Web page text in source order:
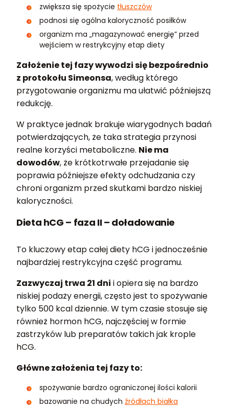
zwiększa się spożycie tłuszczów
podnosi się ogólna kaloryczność posiłków
organizm ma „magazynować energię” przed
wejściem w restrykcyjny etap diety
Założenie tej fazy wywodzi się bezpośrednio
z protokołu Simeonsa, według którego
przygotowanie organizmu ma ułatwić późniejszą
redukcję.
W praktyce jednak brakuje wiarygodnych badań
potwierdzających, że taka strategia przynosi
realne korzyści metaboliczne. Nie ma
dowodów, że krótkotrwałe przejadanie się
poprawia późniejsze efekty odchudzania czy
chroni organizm przed skutkami bardzo niskiej
kaloryczności.
Dieta hCG – faza II – doładowanie
To kluczowy etap całej diety hCG i jednocześnie
najbardziej restrykcyjna część programu.
Zazwyczaj trwa 21 dni i opiera się na bardzo
niskiej podaży energii, często jest to spożywanie
tylko 500 kcal dziennie. W tym czasie stosuje się
również hormon hCG, najczęściej w formie
zastrzyków lub preparatów takich jak krople
hCG.
Główne założenia tej fazy to:
spożywanie bardzo ograniczonej ilości kalorii
bazowanie na chudych źródłach białka